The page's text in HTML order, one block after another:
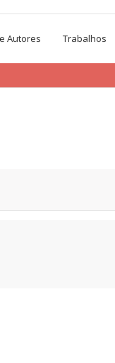
Autores Trabalhos